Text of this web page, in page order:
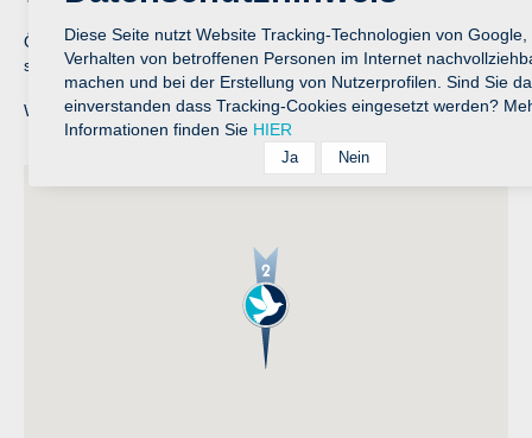
Öffnungszeiten: täglich von 9.00 – 22.00 Uhr, freitags und
samstags von 9.00 – 24.00 Uhr
Weitere Informationen erhalten Sie unter:www.kisssalis.de
Diese Seite nutzt Website Tracking-Technologien von Google,
Verhalten von betroffenen Personen im Internet
machen und bei der Erstellung von Nutzerprofilen. Sind Sie
einverstanden dass Tracking-Cookies eingesetzt werden?
Informationen finden Sie HIER